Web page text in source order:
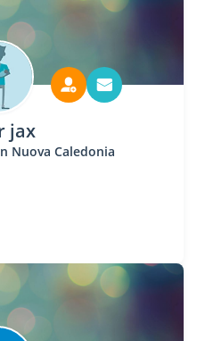
jax
Nuova Caledonia